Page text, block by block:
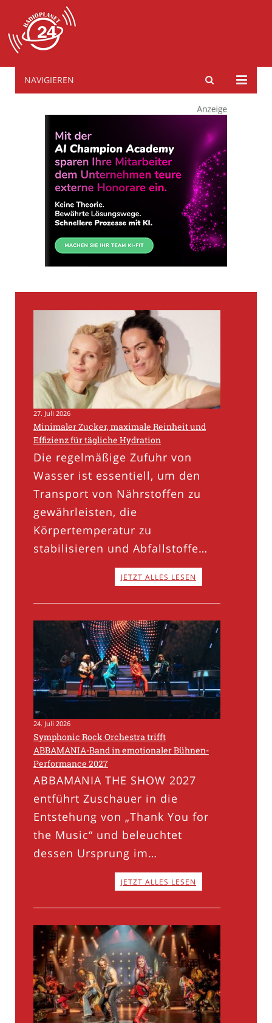
radioplanet24.de
NAVIGIEREN
27. Juli 2026
Minimaler Zucker, maximale Reinheit und
Effizienz für tägliche Hydration
Die regelmäßige Zufuhr von
Wasser ist essentiell, um den
Transport von Nährstoffen zu
gewährleisten, die
Körpertemperatur zu
stabilisieren und Abfallstoffe…
JETZT ALLES LESEN
24. Juli 2026
Symphonic Rock Orchestra trifft
ABBAMANIA-Band in emotionaler Bühnen-
Performance 2027
ABBAMANIA THE SHOW 2027
entführt Zuschauer in die
Entstehung von „Thank You for
the Music“ und beleuchtet
dessen Ursprung im…
JETZT ALLES LESEN